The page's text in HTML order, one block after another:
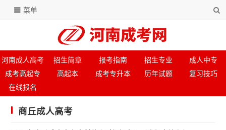
菜单
河南成人高考 招生简章 报考指南 招生专业
成人中专
成考高起专
高起本 成考专升本 历年试题
复习技巧
在线报名
商丘成人高考